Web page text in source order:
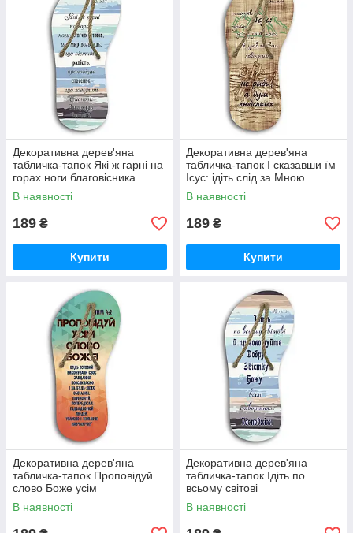
Декоративна дерев'яна
табличка-тапок Які ж гарні на
горах ноги благовісника
В наявності
189 ₴
Купити
Декоративна дерев'яна
табличка-тапок І сказавши їм
Ісус: ідіть слід за Мною
В наявності
189 ₴
Купити
Декоративна дерев'яна
табличка-тапок Проповідуй
слово Боже усім
В наявності
Декоративна дерев'яна
табличка-тапок Ідіть по
всьому світові
В наявності